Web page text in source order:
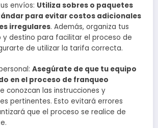
envíos: Utiliza sobres o paquetes
para evitar costos adicionales
irregulares. Además, organiza tus
y destino para facilitar el proceso de
de utilizar la tarifa correcta.
Asegúrate de que tu equipo
en el proceso de franqueo
conozcan las instrucciones y
pertinentes. Esto evitará errores
que el proceso se realice de